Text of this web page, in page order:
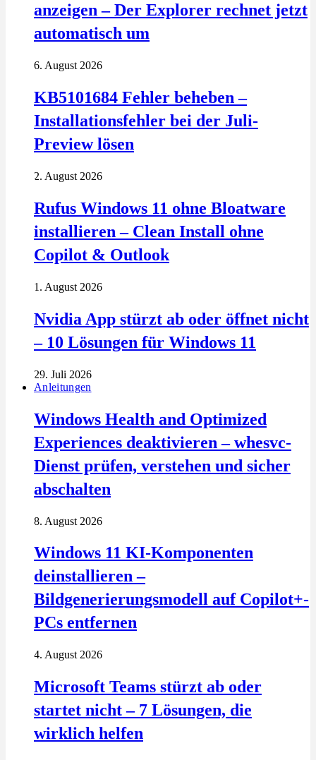
anzeigen – Der Explorer rechnet jetzt
automatisch um
6. August 2026
KB5101684 Fehler beheben –
Installationsfehler bei der Juli-
Preview lösen
2. August 2026
Rufus Windows 11 ohne Bloatware
installieren – Clean Install ohne
Copilot & Outlook
1. August 2026
Nvidia App stürzt ab oder öffnet nicht
– 10 Lösungen für Windows 11
29. Juli 2026
Anleitungen
Windows Health and Optimized
Experiences deaktivieren – whesvc-
Dienst prüfen, verstehen und sicher
abschalten
8. August 2026
Windows 11 KI-Komponenten
deinstallieren –
Bildgenerierungsmodell auf Copilot+-
PCs entfernen
4. August 2026
Microsoft Teams stürzt ab oder
startet nicht – 7 Lösungen, die
wirklich helfen